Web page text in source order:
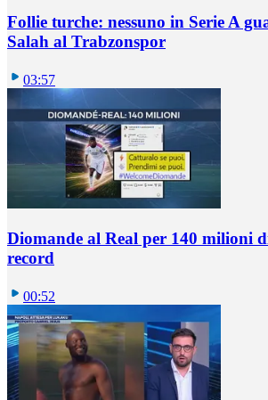
Follie turche: nessuno in Serie A
Salah al Trabzonspor
03:57
Diomande al Real per 140 milioni
record
00:52